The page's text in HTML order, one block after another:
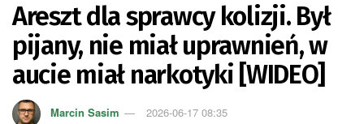
Areszt dla sprawcy kolizji. Był
pijany, nie miał uprawnień, w
aucie miał narkotyki [WIDEO]
Marcin Sasim 2026-06-17 08:35